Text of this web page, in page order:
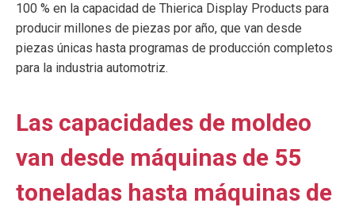
100 % en la capacidad de Thierica Display Products para
producir millones de piezas por año, que van desde
piezas únicas hasta programas de producción completos
para la industria automotriz.
Las capacidades de moldeo
van desde máquinas de 55
toneladas hasta máquinas de